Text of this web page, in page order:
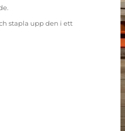
stapla upp den i ett